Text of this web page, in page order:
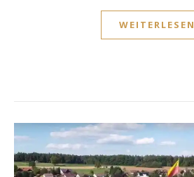
WEITERLESEN